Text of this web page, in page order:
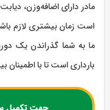
مادر دارای اضافه‌وزن،
است زمان بیشتری لازم
ما به شما گذراندن یک
بارداری است تا با